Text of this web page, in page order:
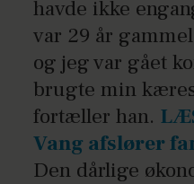
havde ikke
var 29 år
og jeg var gået
brugte min
fortæller han.
Vang afslører
Den dårlige